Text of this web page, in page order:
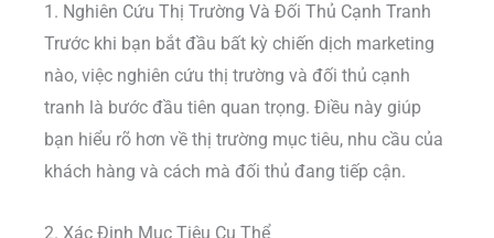
1. Nghiên Cứu Thị Trường Và Đối Thủ Cạnh Tranh
Trước khi bạn bắt đầu bất kỳ chiến dịch marketing
nào, việc nghiên cứu thị trường và đối thủ cạnh
tranh là bước đầu tiên quan trọng. Điều này giúp
bạn hiểu rõ hơn về thị trường mục tiêu, nhu cầu của
khách hàng và cách mà đối thủ đang tiếp cận.
2. Xác Định Mục Tiêu Cụ Thể